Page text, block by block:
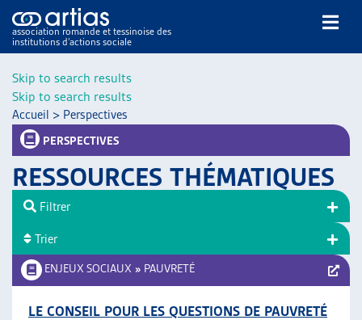
Skip to search results
Skip to search results
association romande et tessinoise des
institutions d’actions sociale
NOS PUBLICATIONS
DOSSIERS DU MOIS
VEILLE
RESSOURCES
THÉMATIQUES
Accueil > Perspectives
PERSPECTIVES
RESSOURCES THÉMATIQUES
ENJEUX SOCIAUX » PAUVRETÉ
LE CONSEIL POUR LES QUESTIONS DE PAUVRETÉ
Filtrer
Trier